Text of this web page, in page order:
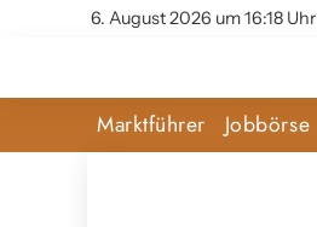
6. August 2026 um 16:18 Uhr
Marktführer Jobbörse